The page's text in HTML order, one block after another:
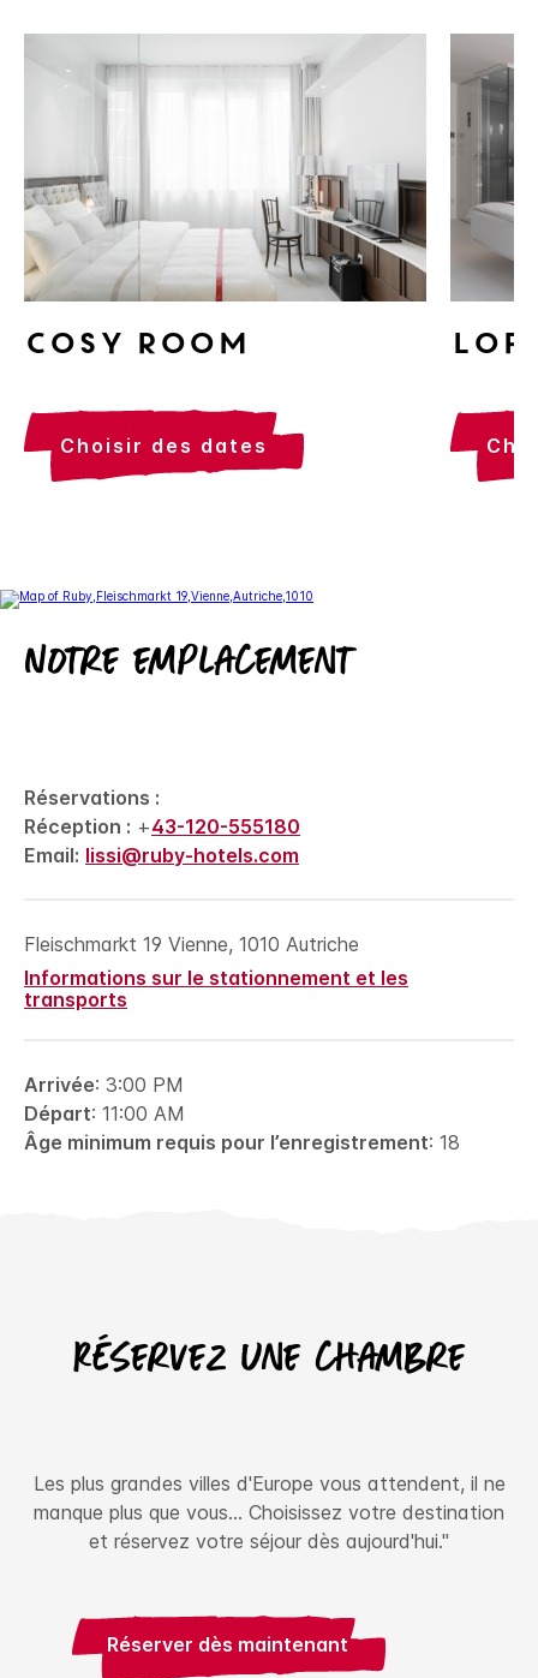
Cosy Room
choisir des dates
Notre emplacement
Réservations :
Réception : +43-120-555180
Email: lissi@ruby-hotels.com
Fleischmarkt 19 Vienne, 1010 Autriche
Informations sur le stationnement et les
transports
Arrivée: 3:00 PM
Départ: 11:00 AM
Âge minimum requis pour l’enregistrement: 18
Réservez une chambre
Les plus grandes villes d'Europe vous attendent, il ne
manque plus que vous… Choisissez votre destination
et réservez votre séjour dès aujourd'hui."
Réserver dès maintenant